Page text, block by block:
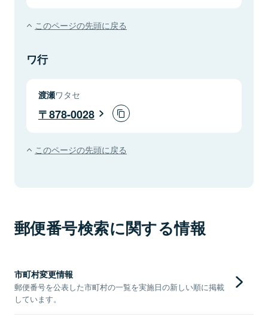
このページの先頭に戻る
ワ行
渡瀬ワタセ
878-0028
このページの先頭に戻る
郵便番号検索に関する情報
市町村変更情報
郵便番号を公表した市町村の一覧を実施日の新しい順に掲載
しています。